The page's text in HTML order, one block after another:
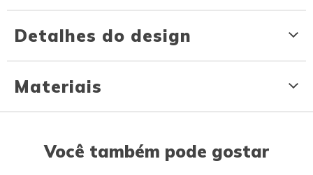
Detalhes do design
Materiais
Você também pode gostar